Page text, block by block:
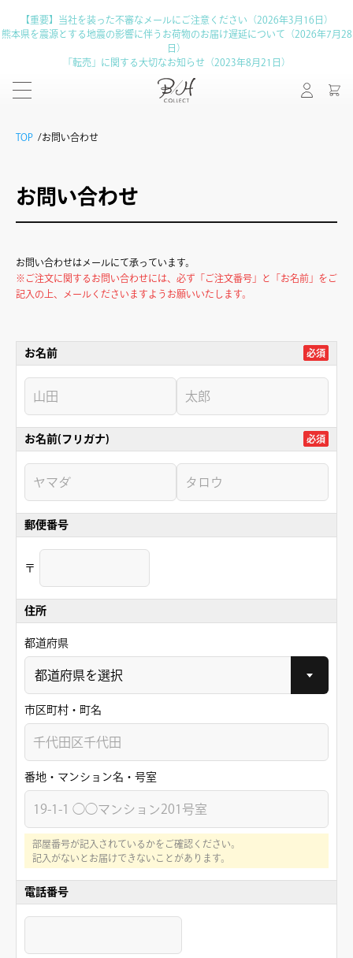
【重要】当社を装った不審なメールにご注意ください（2026年3月16日）
熊本県を震源とする地震の影響に伴うお荷物のお届け遅延について（2026年7月28
日）
「転売」に関する大切なお知らせ（2023年8月21日）
TOP お問い合わせ
お問い合わせ
お問い合わせはメールにて承っています。
※ご注文に関するお問い合わせには、必ず「ご注文番号」と「お名前」をご
記入の上、メールくださいますようお願いいたします。
お名前 必須
お名前(フリガナ) 必須
郵便番号
〒
住所
都道府県
市区町村・町名
番地・マンション名・号室
部屋番号が記入されているかをご確認ください。
記入がないとお届けできないことがあります。
電話番号